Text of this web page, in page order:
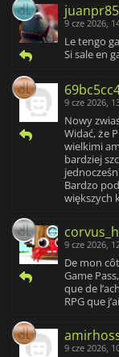
juanpr85
9 cze 2026,
Le tengo
Si sale en
9 cze 2026,
Nowy
Widać, że
wielkimi
bardziej
Bardzo
większych
9 cze 2026,
De mon
Game
que de
RPG que
9 cze 2026,